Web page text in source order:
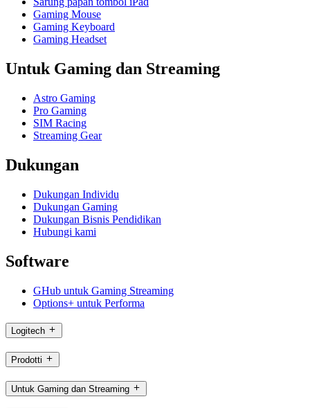
Gaming Mouse
Gaming Keyboard
Gaming Headset
Untuk Gaming dan Streaming
Astro Gaming
Pro Gaming
SIM Racing
Streaming Gear
Dukungan
Dukungan Individu
Dukungan Gaming
Dukungan Bisnis Pendidikan
Hubungi kami
Software
GHub untuk Gaming Streaming
Options+ untuk Performa
Logitech
Prodotti
Untuk Gaming dan Streaming